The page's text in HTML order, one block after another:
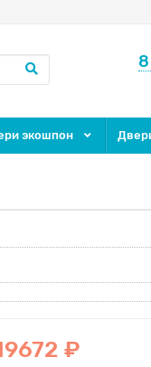
экошпон
₽